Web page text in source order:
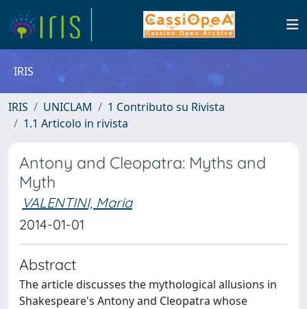
IRIS
IRIS UNICLAM
1 Contributo su Rivista
1.1 Articolo in rivista
Antony and Cleopatra: Myths and
Myth
VALENTINI, Maria
2014-01-01
Abstract
The article discusses the mythological allusions in
Shakespeare's Antony and Cleopatra whose